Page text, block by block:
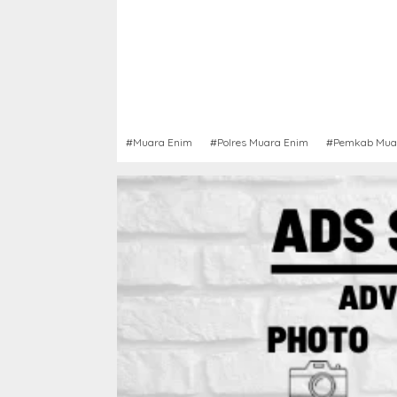
#Muara Enim #Polres Muara Enim #Pemkab